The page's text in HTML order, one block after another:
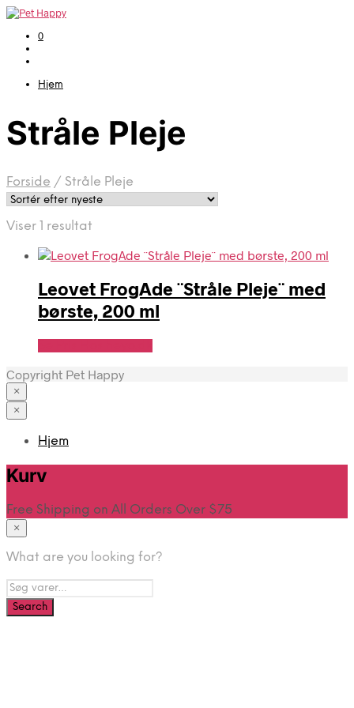
0
Hjem
Stråle Pleje
Forside / Stråle Pleje
Viser 1 resultat
Leovet FrogAde ¨Stråle Pleje¨ med
børste, 200 ml
Copyright Pet Happy
×
×
Hjem
Kurv
Free Shipping on All Orders Over $75
×
What are you looking for?